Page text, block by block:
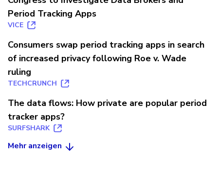
Period Tracking Apps
VICE
Consumers swap period tracking apps in search
of increased privacy following Roe v. Wade
ruling
TECHCRUNCH
The data flows: How private are popular period
tracker apps?
SURFSHARK
Mehr anzeigen